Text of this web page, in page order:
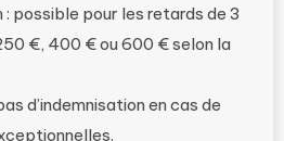
: possible pour les retards de 3
€, 400 € ou 600 € selon la
d’indemnisation en cas de